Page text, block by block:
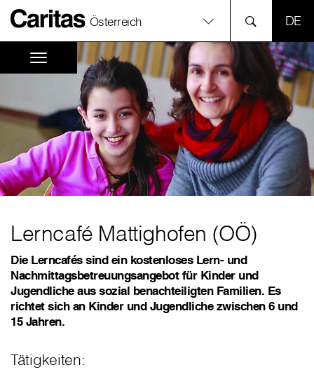
Österreich
Lerncafé Mattighofen (OÖ)
Die Lerncafés sind ein kostenloses Lern- und
Nachmittagsbetreuungsangebot für Kinder und
Jugendliche aus sozial benachteiligten Familien. Es
richtet sich an Kinder und Jugendliche zwischen 6 und
15 Jahren.
Tätigkeiten: